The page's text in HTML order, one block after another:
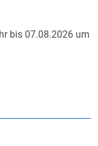
bis 07.08.2026 um